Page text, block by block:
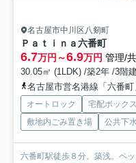
名古屋市中川区八剱町
Ｐａｔｉｎａ六番町
6.7万円～6.9万円 管理/
30.05㎡ (1LDK) /築2年 /3階建
名古屋市営名港線「六番
オートロック 宅配ボックス
敷地内ごみ置き場
公共下
六番町駅徒歩８分。築浅。ペ